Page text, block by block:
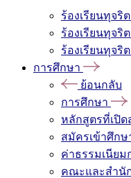
ร้องเรียนทุจริ
ร้องเรียนทุจริ
ร้องเรียนทุจริ
การศึกษา
ย้อนกลับ
การศึกษา
หลักสูตรที่เปิด
สมัครเข้าศึกษ
ค่าธรรมเนียม
คณะและสำนั